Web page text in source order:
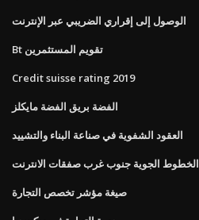
الوصول إلى إقراري الضريبي عبر الإنترنت
Bt تقويم المستثمرين
Credit suisse rating 2019
الفضة بريق الفضة مايكلز
العقود الشفوية في صناعة البناء والتشييد
الخطوط الجوية جنوب غرب صفقات الانترنت
صيغة مؤشر تخصص التجارة